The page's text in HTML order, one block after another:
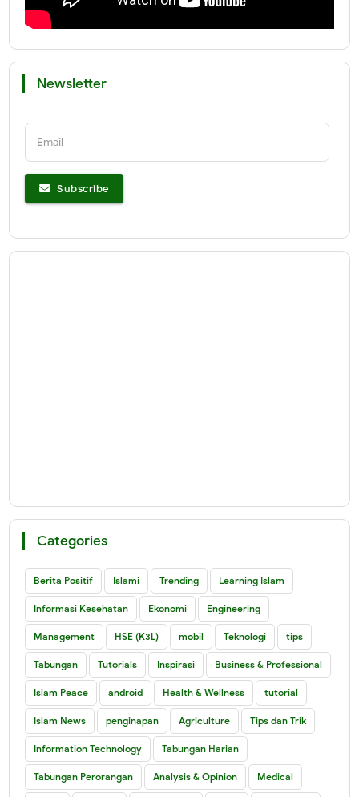
Newsletter
Email
Subscribe
Categories
Berita Positif Islami Trending Learning Islam
Informasi Kesehatan Ekonomi Engineering
Management HSE (K3L) mobil Teknologi tips
Tabungan Tutorials Inspirasi Business & Professional
Islam Peace android Health & Wellness tutorial
Islam News penginapan Agriculture Tips dan Trik
Information Technology Tabungan Harian
Tabungan Perorangan Analysis & Opinion Medical